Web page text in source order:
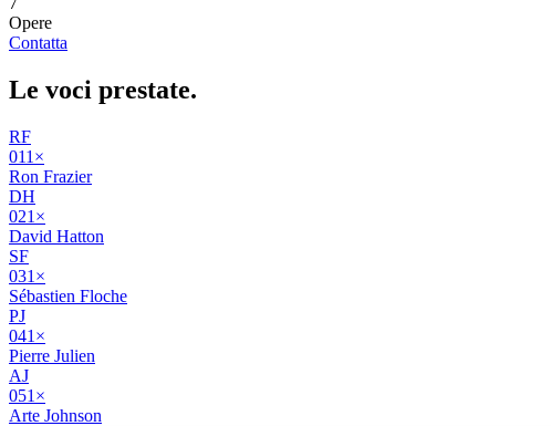
Opere
Contatta
Le voci prestate.
RF
011 ×
Ron Frazier
DH
021 ×
David Hatton
SF
031 ×
Sébastien Floche
PJ
041 ×
Pierre Julien
AJ
051 ×
Arte Johnson